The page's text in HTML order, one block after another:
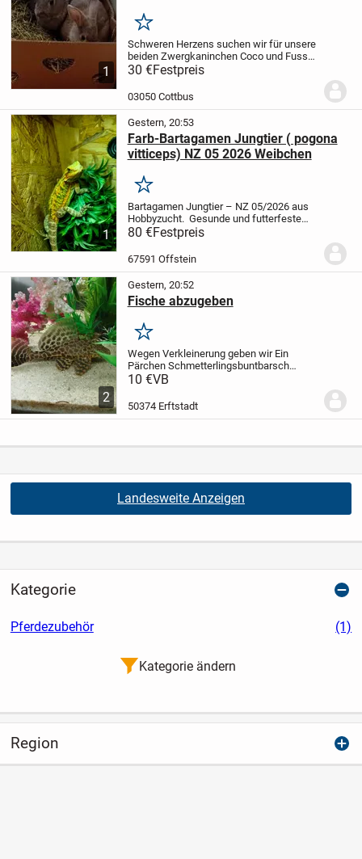
1
Merken
Schweren Herzens suchen wir für unsere
beiden Zwergkaninchen Coco und Fussel
gemeinsam ein liebevolles Zuhause.
Coco ist eine grau-braune Häsin.
ist eine grau-silberne Häsin.
30 €Festpreis
03050 Cottbus
1
Gestern, 20:53
Farb-Bartagamen Jungtier ( pogona
vitticeps) NZ 05 2026 Weibchen
Merken
Bartagamen Jungtier – NZ 05/2026 aus
Hobbyzucht. Gesunde und futterfeste
Bartagamen-Nachzucht aus Mai 2026
abzugeben. Das Tier entwickeln sich
hervorragend, ist aktiv, häutet sich
80 €Festpreis
67591 Offstein
2
Gestern, 20:52
Fische abzugeben
Merken
Wegen Verkleinerung geben wir Ein
Pärchen Schmetterlingsbuntbarsch
ab.Und ein l wels
10 €VB
50374 Erftstadt
Landesweite Anzeigen
Kategorie
Pferdezubehör (1)
Kategorie ändern
Region